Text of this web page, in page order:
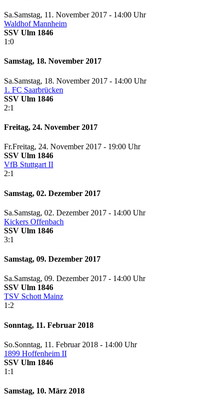
Sa.Samstag, 11. November 2017 - 14:00 Uhr
Waldhof Mannheim
SSV Ulm 1846
1:0
Samstag, 18. November 2017
Sa.Samstag, 18. November 2017 - 14:00 Uhr
1. FC Saarbrücken
SSV Ulm 1846
2:1
Freitag, 24. November 2017
Fr.Freitag, 24. November 2017 - 19:00 Uhr
SSV Ulm 1846
VfB Stuttgart II
2:1
Samstag, 02. Dezember 2017
Sa.Samstag, 02. Dezember 2017 - 14:00 Uhr
Kickers Offenbach
SSV Ulm 1846
3:1
Samstag, 09. Dezember 2017
Sa.Samstag, 09. Dezember 2017 - 14:00 Uhr
SSV Ulm 1846
TSV Schott Mainz
1:2
Sonntag, 11. Februar 2018
So.Sonntag, 11. Februar 2018 - 14:00 Uhr
1899 Hoffenheim II
SSV Ulm 1846
1:1
Samstag, 10. März 2018